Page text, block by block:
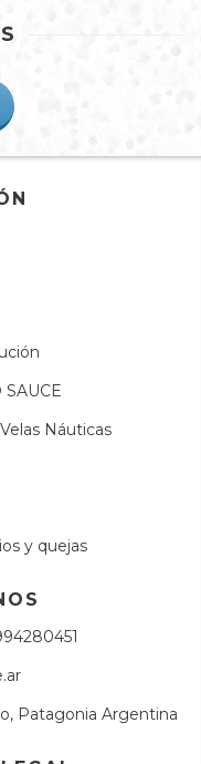
Náuticas
y quejas
Patagonia Argentina